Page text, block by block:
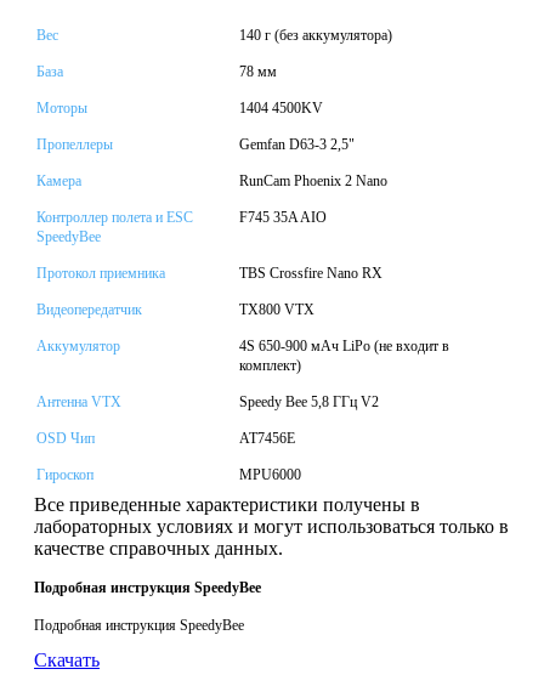
Вес 140 г (без аккумулятора)
База 78 мм
Моторы 1404 4500KV
Пропеллеры Gemfan D63-3 2,5"
Камера RunCam Phoenix 2 Nano
Контроллер полета и ESC
SpeedyBee
F745 35A AIO
Протокол приемника TBS Crossfire Nano RX
Видеопередатчик TX800 VTX
Аккумулятор
4S 650-900 мАч LiPo (не входит в
комплект)
Антенна VTX Speedy Bee 5,8 ГГц V2
OSD Чип AT7456E
Гироскоп MPU6000
Все приведенные характеристики получены в
лабораторных условиях и могут использоваться только в
качестве справочных данных.
Подробная инструкция SpeedyBee
Подробная инструкция SpeedyBee
Скачать